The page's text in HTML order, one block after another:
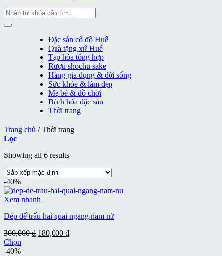
Tìm
kiếm:
Đặc sản cố đô Huế
Quà tặng xứ Huế
Tạp hóa tổng hợp
Rượu shochu sake
Hàng gia dụng & đời sống
Sức khỏe & làm đẹp
Mẹ bé & đồ chơi
Bách hóa đặc sản
Thời trang
Trang chủ /Thời trang
Lọc
Showing all 6 results
-40%
Xem nhanh
Dép đế trấu hai quai ngang nam nữ
300,000₫ Giá
180,000 ₫Giá
Chọn
Sản
-40%